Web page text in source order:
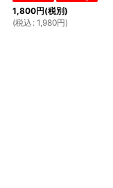
1,800円(税別)
(税込 : 1,980円)